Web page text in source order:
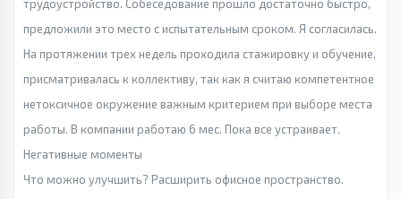
трудоустройство. Собеседование прошло достаточно быстро,
предложили это место с испытательным сроком. Я согласилась.
На протяжении трех недель проходила стажировку и обучение,
присматривалась к коллективу, так как я считаю компетентное
нетоксичное окружение важным критерием при выборе места
работы. В компании работаю 6 мес. Пока все устраивает.
Негативные моменты
Что можно улучшить? Расширить офисное пространство.